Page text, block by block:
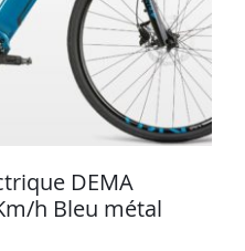
DEMA
h Bleu métal